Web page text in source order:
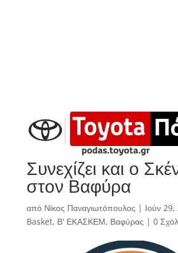
Συνεχίζει και ο
στον Βαφύρα
από Νίκος Παναγιωτόπουλος | Ιούν
Basket, Β' ΕΚΑΣΚΕΜ, Βαφύρας | 0